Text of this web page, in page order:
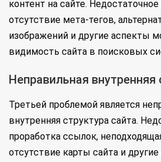
контент на сайте.
отсутствие мета-тегов,
изображений и другие аспекты
видимость сайта в поисковых
Неправильная внутренняя
Третьей проблемой является
внутренняя структура сайта.
проработка ссылок,
отсутствие карты сайта и